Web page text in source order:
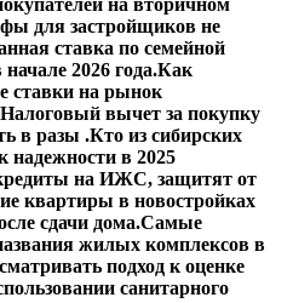
для застройщиков не
ставка по семейной
2026 года.Как
ставки на рынок
Налоговый вычет за покупку
в разы .Кто из сибирских
надежности в 2025
на ИЖС, защитят от
квартиры в новостройках
сдачи дома.Самые
жилых комплексов в
подход к оценке
санитарного